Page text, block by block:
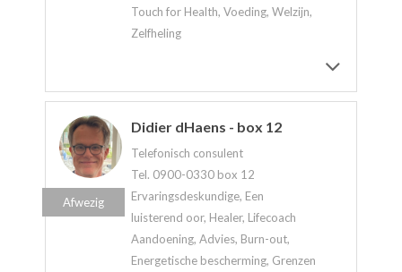
Touch for Health, Voeding, Welzijn,
Zelfheling
Didier dHaens - box 12
Telefonisch consulent
Tel. 0900-0330 box 12
Ervaringsdeskundige, Een
luisterend oor, Healer, Lifecoach
Aandoening, Advies, Burn-out,
Energetische bescherming, Grenzen
Afwezig